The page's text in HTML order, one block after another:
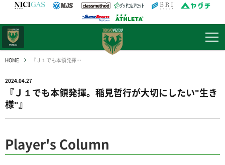
HOME 『Ｊ１でも本領発揮。稲見哲行が大切にしたい"生き様"』
2024.04.27
『Ｊ１でも本領発揮。稲見哲行が大切にしたい"生き
様"』
Player's Column